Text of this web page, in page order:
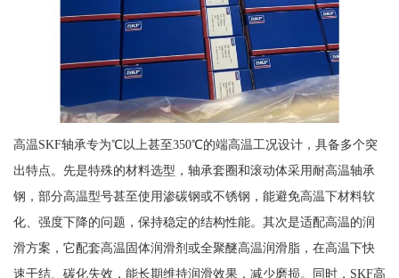
高温SKF轴承专为℃以上甚至350℃的端高温工况设计，具备多个突
出特点。先是特殊的材料选型，轴承套圈和滚动体采用耐高温轴承
钢，部分高温型号甚至使用渗碳钢或不锈钢，能避免高温下材料软
化、强度下降的问题，保持稳定的结构性能。其次是适配高温的润
滑方案，它配套高温固体润滑剂或全聚醚高温润滑脂，在高温下快
速干结、碳化失效，能长期维持润滑效果，减少磨损。同时，SKF高